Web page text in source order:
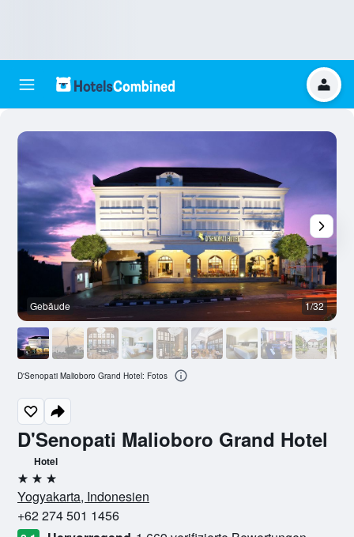
D'Senopati Malioboro Grand Hotel
Hotel
3 Sterne
Yogyakarta, Indonesien
+62 274 501 1456
Gebäude 1/32
D'Senopati Malioboro Grand Hotel: Fotos